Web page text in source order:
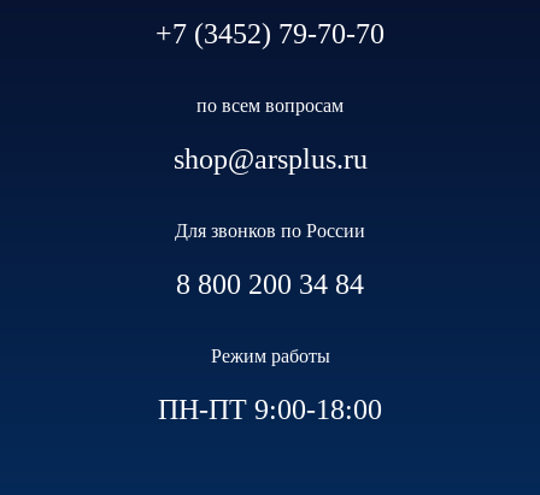
+7 (3452) 79-70-70
по всем вопросам
shop@arsplus.ru
Для звонков по России
8 800 200 34 84
Режим работы
ПН-ПТ 9:00-18:00